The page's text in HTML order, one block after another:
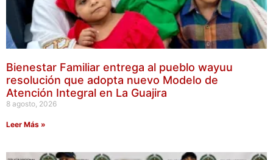
Bienestar Familiar entrega al pueblo wayuu
resolución que adopta nuevo Modelo de
Atención Integral en La Guajira
8 agosto, 2026
Leer Más »